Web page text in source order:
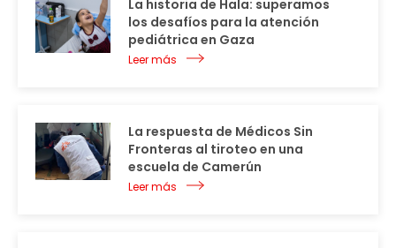
La historia de Hala: superamos
los desafíos para la atención
pediátrica en Gaza
Leer más
La respuesta de Médicos Sin
Fronteras al tiroteo en una
escuela de Camerún
Leer más